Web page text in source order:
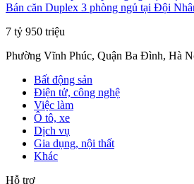
Bán căn Duplex 3 phòng ngủ tại Đội
7 tỷ 950 triệu
Phường Vĩnh Phúc, Quận Ba Đình, Hà
Bất động sản
Điện tử, công nghệ
Việc làm
Ô tô, xe
Dịch vụ
Gia dụng, nội thất
Khác
Hỗ trợ